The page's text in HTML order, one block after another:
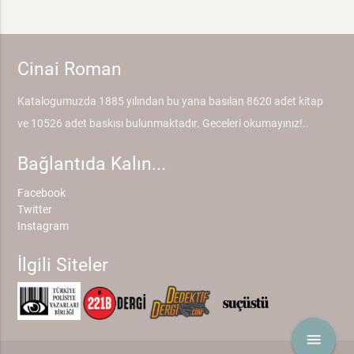
menu
Cinai Roman
Katalogumuzda 1885 yılından bu yana basılan 8620 adet kitap
ve 10526 adet baskısı bulunmaktadır. Geceleri okumayınız!..
Bağlantıda Kalın...
Facebook
Twitter
Instagram
İlgili Siteler